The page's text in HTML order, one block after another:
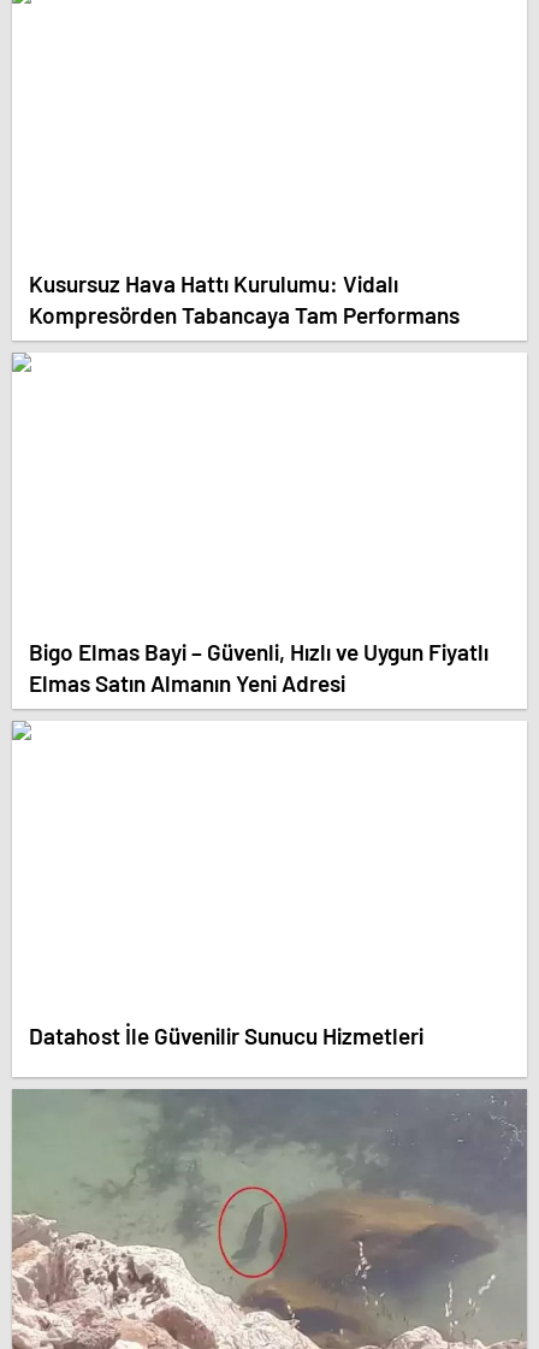
Kusursuz Hava Hattı Kurulumu: Vidalı
Kompresörden Tabancaya Tam Performans
Bigo Elmas Bayi – Güvenli, Hızlı ve Uygun Fiyatlı
Elmas Satın Almanın Yeni Adresi
Datahost İle Güvenilir Sunucu Hizmetleri